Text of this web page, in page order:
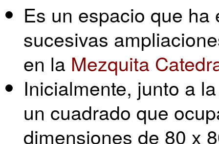
Es un espacio que
sucesivas
en la Mezquita
Inicialmente, junto a
un cuadrado que
dimensiones de 80 x